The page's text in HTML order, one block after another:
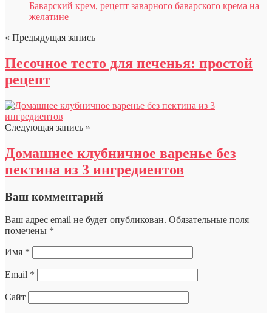
Баварский крем, рецепт заварного баварского крема на
желатине
« Предыдущая запись
Песочное тесто для печенья: простой
рецепт
Следующая запись »
Домашнее клубничное варенье без
пектина из 3 ингредиентов
Ваш комментарий
Ваш адрес email не будет опубликован. Обязательные поля
помечены *
Имя *
Email *
Сайт